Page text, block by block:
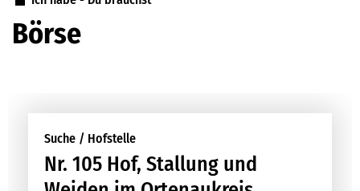
Börse
Jetzt Angebote einreichen
Schritt 1: